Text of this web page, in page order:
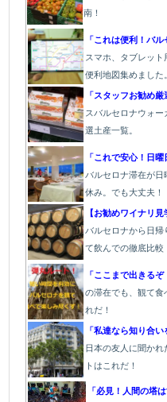
南！
「これは便利！バル
スマホ、タブレッ
便利地図集めました
「スタッフお勧め厳
スバルセロナウォ
選土産一覧。
「これで安心！日曜
バルセロナ滞在が
休み。でも大丈夫！
【お勧めワイナリ見
バルセロナから日帰
て飲んでの徹底比較
「ここまで出きる
の滞在でも、観て食
れだ！
「私達なら知り合い
日本の友人に聞かれ
トはこれだ！
「必見！人間の塔